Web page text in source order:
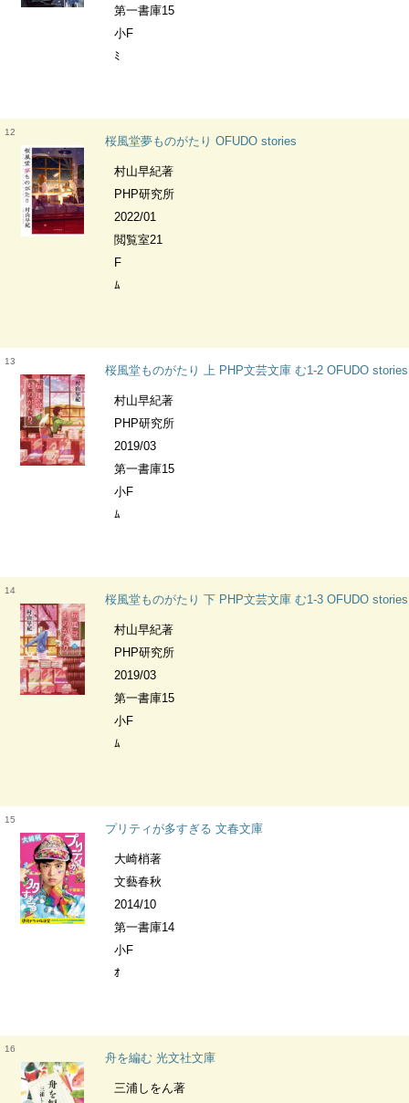
第一書庫15
小F
ﾐ
12
桜風堂夢ものがたり OFUDO stories
村山早紀著
PHP研究所
2022/01
閲覧室21
F
ﾑ
13
桜風堂ものがたり 上 PHP文芸文庫 む1-2 OFUDO stories
村山早紀著
PHP研究所
2019/03
第一書庫15
小F
ﾑ
14
桜風堂ものがたり 下 PHP文芸文庫 む1-3 OFUDO stories
村山早紀著
PHP研究所
2019/03
第一書庫15
小F
ﾑ
15
プリティが多すぎる 文春文庫
大崎梢著
文藝春秋
2014/10
第一書庫14
小F
ｵ
16
舟を編む 光文社文庫
三浦しをん著